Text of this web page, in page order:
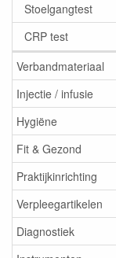
Stoelgangtest
CRP test
Verbandmateriaal
Injectie / infusie
Hygiëne
Fit & Gezond
Praktijkinrichting
Verpleegartikelen
Diagnostiek